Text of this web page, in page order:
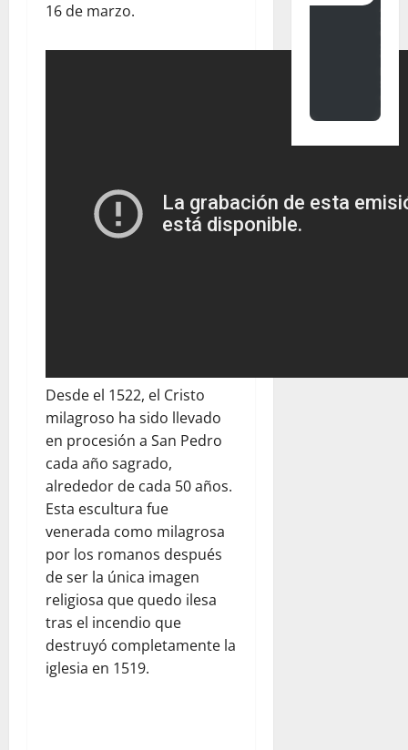
16 de marzo.
Desde el 1522, el Cristo
milagroso ha sido llevado
en procesión a San Pedro
cada año sagrado,
alrededor de cada 50 años.
Esta escultura fue
venerada como milagrosa
por los romanos después
de ser la única imagen
religiosa que quedo ilesa
tras el incendio que
destruyó completamente la
iglesia en 1519.